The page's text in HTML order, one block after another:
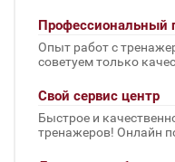
Профессиональный
Опыт работ с
советуем только
Свой сервис центр
Быстрое и
тренажеров! Онлайн